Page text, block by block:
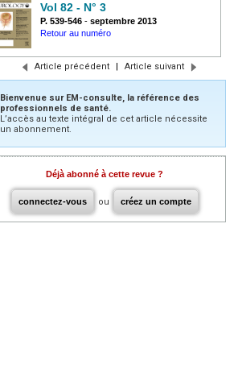
Vol 82 - N° 3
P. 539-546 - septembre 2013
Retour au numéro
Article précédent | Article suivant
Bienvenue sur EM-consulte, la référence des
professionnels de santé.
L’accès au texte intégral de cet article nécessite
un abonnement.
Déjà abonné à cette revue ?
connectez-vous ou créez un compte